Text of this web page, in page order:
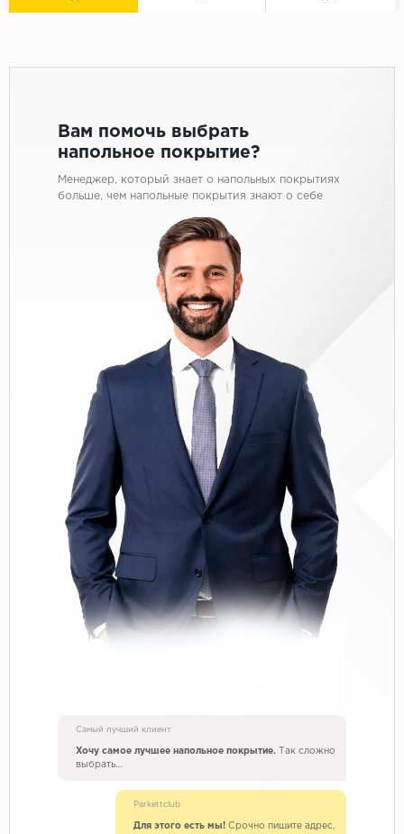
Вам помочь выбрать
напольное покрытие?
Менеджер, который знает о напольных покрытиях
больше, чем напольные покрытия знают о себе
Самый лучший клиент
Хочу самое лучшее напольное покрытие. Так сложно
выбрать…
Parkettclub
Для этого есть мы! Срочно пишите адрес,